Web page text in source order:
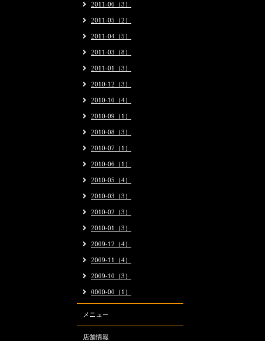
2011-06（3）
2011-05（2）
2011-04（5）
2011-03（8）
2011-01（3）
2010-12（3）
2010-10（4）
2010-09（1）
2010-08（3）
2010-07（1）
2010-06（1）
2010-05（4）
2010-03（3）
2010-02（3）
2010-01（3）
2009-12（4）
2009-11（4）
2009-10（3）
0000-00（1）
メニュー
店舗情報